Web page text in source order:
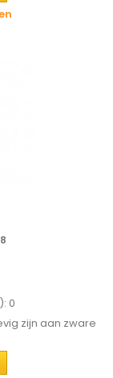
0
zijn aan zware